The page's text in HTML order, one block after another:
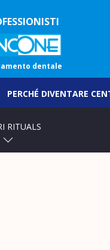
dentale
PERCHÉ DIVENTARE
RITUALS